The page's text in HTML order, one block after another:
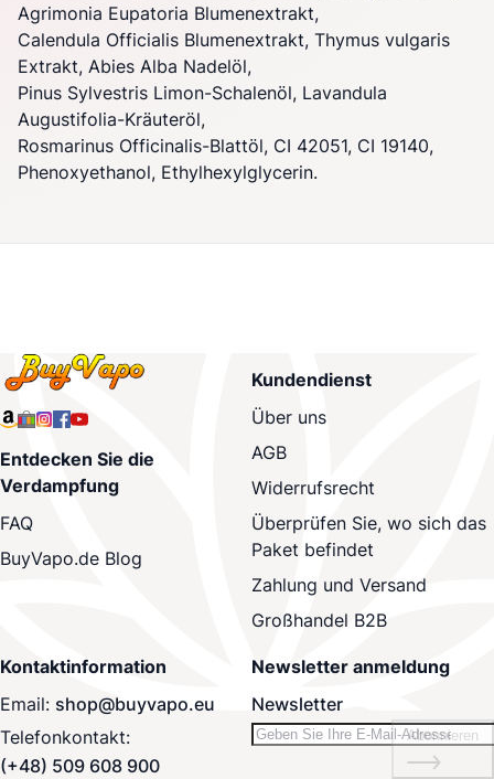
Agrimonia Eupatoria Blumenextrakt,
Calendula Officialis Blumenextrakt, Thymus vulgaris
Extrakt, Abies Alba Nadelöl,
Pinus Sylvestris Limon-Schalenöl, Lavandula
Augustifolia-Kräuteröl,
Rosmarinus Officinalis-Blattöl, CI 42051, CI 19140,
Phenoxyethanol, Ethylhexylglycerin.
Entdecken Sie die
Verdampfung
FAQ
BuyVapo.de Blog
Kundendienst
Über uns
AGB
Widerrufsrecht
Überprüfen Sie, wo sich das
Paket befindet
Zahlung und Versand
Großhandel B2B
Kontaktinformation
Email: shop@buyvapo.eu
Telefonkontakt:
(+48) 509 608 900
Newsletter anmeldung
Newsletter
Abonnieren